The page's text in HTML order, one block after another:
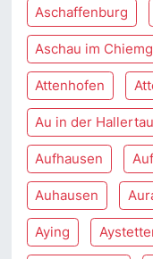
Aschaffenburg
Aschau im
Attenhofen
Au in der Hallertau
Aufhausen
Auhausen
Aying